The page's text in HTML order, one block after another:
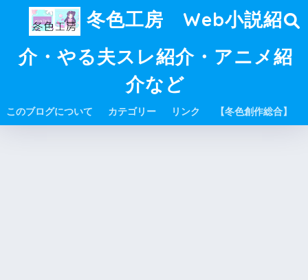
冬色工房 Web小説紹
介・やる夫スレ紹介・アニメ紹
介など
このブログについて カテゴリー リンク 【冬色創作総合】